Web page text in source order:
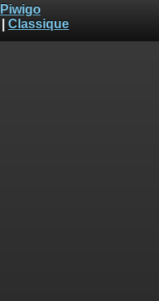
Piwigo
Classique